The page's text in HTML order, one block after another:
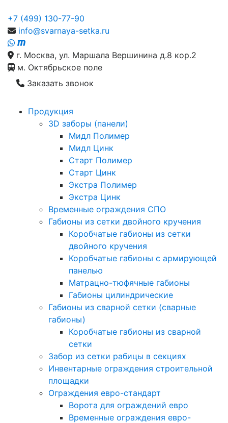
+7 (499) 130-77-90
info@svarnaya-setka.ru
г. Москва, ул. Маршала Вершинина д.8 кор.2
м. Октябрьское поле
Заказать звонок
Продукция
3D заборы (панели)
Мидл Полимер
Мидл Цинк
Старт Полимер
Старт Цинк
Экстра Полимер
Экстра Цинк
Временные ограждения СПО
Габионы из сетки двойного кручения
Коробчатые габионы из сетки
двойного кручения
Коробчатые габионы с армирующей
панелью
Матрацно-тюфячные габионы
Габионы цилиндрические
Габионы из сварной сетки (сварные
габионы)
Коробчатые габионы из сварной
сетки
Забор из сетки рабицы в секциях
Инвентарные ограждения строительной
площадки
Ограждения евро-стандарт
Ворота для ограждений евро
Временные ограждения евро-